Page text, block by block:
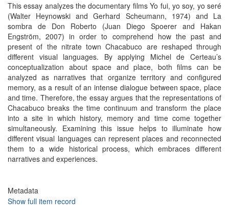
This essay analyzes the documentary films Yo fui, yo soy, yo seré
(Walter Heynowski and Gerhard Scheumann, 1974) and La
sombra de Don Roberto (Juan Diego Spoerer and Hakan
Engström, 2007) in order to comprehend how the past and
present of the nitrate town Chacabuco are reshaped through
different visual languages. By applying Michel de Certeau’s
conceptualization about space and place, both films can be
analyzed as narratives that organize territory and configured
memory, as a result of an intense dialogue between space, place
and time. Therefore, the essay argues that the representations of
Chacabuco breaks the time continuum and transform the place
into a site in which history, memory and time come together
simultaneously. Examining this issue helps to illuminate how
different visual languages can represent places and reconnected
them to a wide historical process, which embraces different
narratives and experiences.
Metadata
Show full item record